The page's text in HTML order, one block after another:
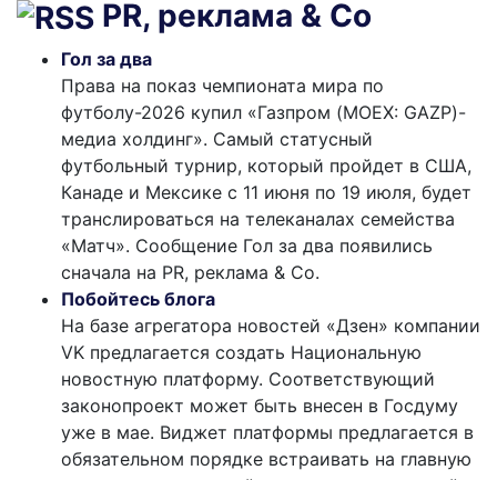
PR, реклама & Co
Гол за два
Права на показ чемпионата мира по
футболу-2026 купил «Газпром (MOEX: GAZP)-
медиа холдинг». Самый статусный
футбольный турнир, который пройдет в США,
Канаде и Мексике с 11 июня по 19 июля, будет
транслироваться на телеканалах семейства
«Матч». Сообщение Гол за два появились
сначала на PR, реклама & Co.
Побойтесь блога
На базе агрегатора новостей «Дзен» компании
VK предлагается создать Национальную
новостную платформу. Соответствующий
законопроект может быть внесен в Госдуму
уже в мае. Виджет платформы предлагается в
обязательном порядке встраивать на главную